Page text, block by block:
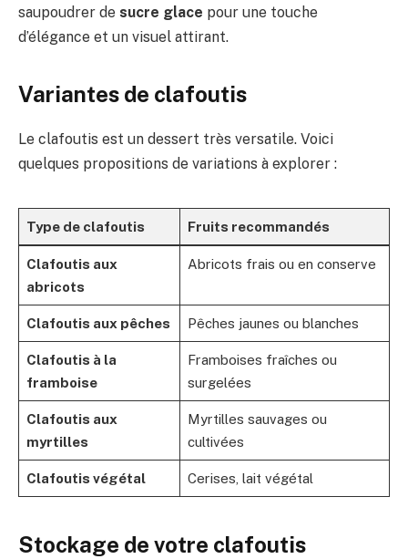
saupoudrer de sucre glace pour une touche
d’élégance et un visuel attirant.
Variantes de clafoutis
Le clafoutis est un dessert très versatile. Voici
quelques propositions de variations à explorer :
Type de clafoutis Fruits recommandés
Clafoutis aux
abricots
Abricots frais ou en conserve
Clafoutis aux pêches Pêches jaunes ou blanches
Clafoutis à la
framboise
Framboises fraîches ou
surgelées
Clafoutis aux
myrtilles
Myrtilles sauvages ou
cultivées
Clafoutis végétal Cerises, lait végétal
Stockage de votre clafoutis